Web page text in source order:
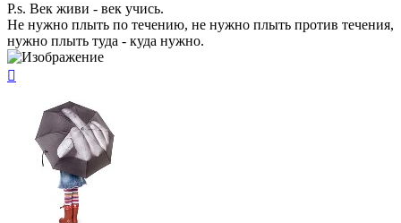
P.s. Век живи - век учись.
Не нужно плыть по течению, не нужно плыть против течения,
нужно плыть туда - куда нужно.
началу